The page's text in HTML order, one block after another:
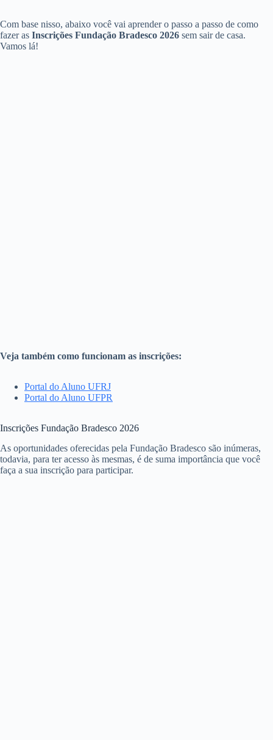
Com base nisso, abaixo você vai aprender o passo a passo de como
fazer as Inscrições Fundação Bradesco 2026 sem sair de casa.
Vamos lá!
Veja também como funcionam as inscrições:
Portal do Aluno UFRJ
Portal do Aluno UFPR
Inscrições Fundação Bradesco 2026
As oportunidades oferecidas pela Fundação Bradesco são inúmeras,
todavia, para ter acesso às mesmas, é de suma importância que você
faça a sua inscrição para participar.